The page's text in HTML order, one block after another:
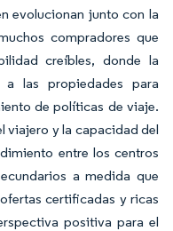
evolucionan junto con la
compradores que
creíbles, donde la
las propiedades para
de políticas de viaje.
viajero y la capacidad del
entre los centros
a medida que
certificadas y ricas
positiva para el